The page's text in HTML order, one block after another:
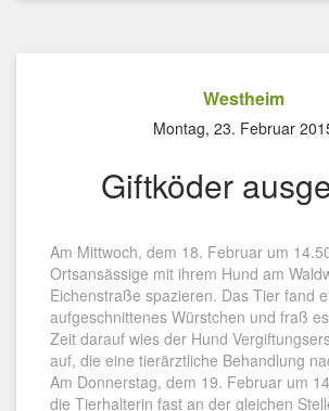
Westheim
Montag, 23. Februar
Giftköder
Am Mittwoch, dem 18. Februar um
Ortsansässige mit ihrem Hund am
Eichenstraße spazieren. Das Tier fand
aufgeschnittenes Würstchen und fraß
Zeit darauf wies der Hund
auf, die eine tierärztliche Behandlung
Am Donnerstag, dem 19. Februar um
die Tierhalterin fast an der gleichen